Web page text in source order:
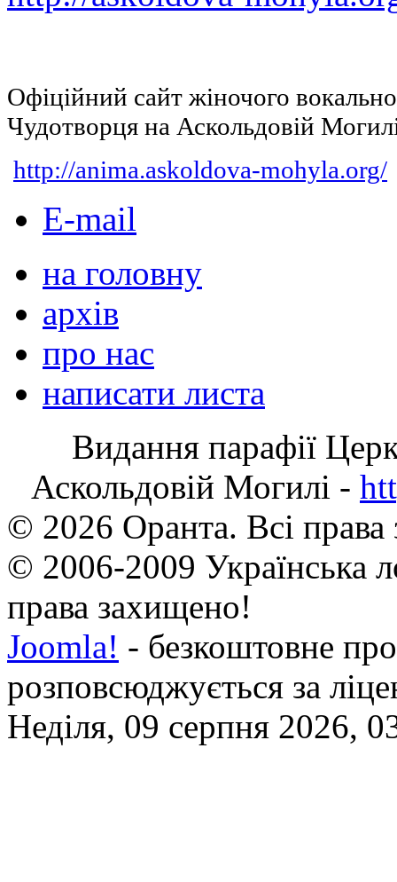
Офіційний сайт жіночого
Чудотворця на Аскольдовій
http://anima.askoldova-mohyla.org/
E-mail
на головну
архів
про нас
написати листа
Видання парафії
Аскольдовій Могилі -
© 2026 Оранта. Всі
© 2006-2009 Українська
права захищено!
Joomla! - безкоштовне
розповсюджується за
Неділя, 09 серпня 2026,